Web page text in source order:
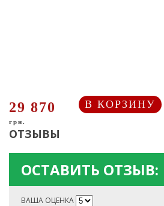
29 870
грн.
В КОРЗИНУ
ОТЗЫВЫ
ОСТАВИТЬ ОТЗЫВ:
ВАША ОЦЕНКА